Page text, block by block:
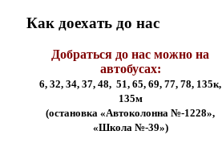
Как доехать до нас
Добраться до нас можно на
автобусах:
6, 32, 34, 37, 48, 51, 65, 69, 77, 78, 135к,
135м
(остановка «Автоколонна №-1228»,
«Школа №-39»)